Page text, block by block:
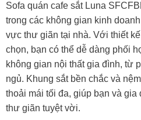
Sofa quán cafe sắt Luna
trong các không gian kinh
vực thư giãn tại nhà. Với thiết
chọn, bạn có thể dễ dàng phối
không gian nội thất gia đình, từ
ngủ. Khung sắt bền chắc và
thoải mái tối đa, giúp bạn và
thư giãn tuyệt vời.